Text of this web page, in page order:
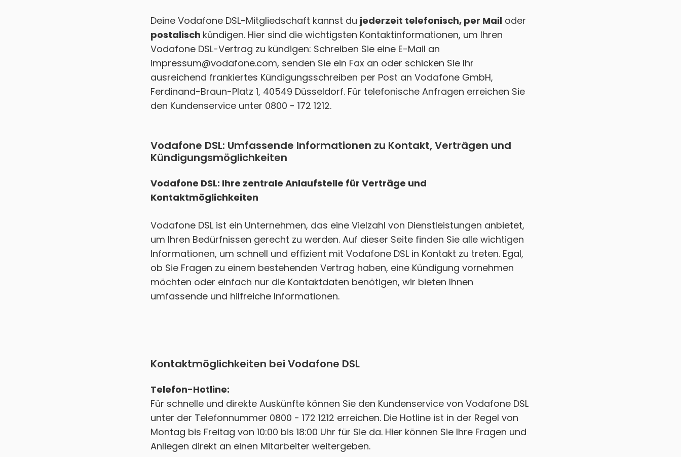
Deine Vodafone DSL-Mitgliedschaft kannst du jederzeit telefonisch, per Mail oder
postalisch kündigen. Hier sind die wichtigsten Kontaktinformationen, um Ihren
Vodafone DSL-Vertrag zu kündigen: Schreiben Sie eine E-Mail an
impressum@vodafone.com, senden Sie ein Fax an oder schicken Sie Ihr
ausreichend frankiertes Kündigungsschreiben per Post an Vodafone GmbH,
Ferdinand-Braun-Platz 1, 40549 Düsseldorf. Für telefonische Anfragen erreichen Sie
den Kundenservice unter 0800 - 172 1212.
Vodafone DSL: Umfassende Informationen zu Kontakt, Verträgen und
Kündigungsmöglichkeiten
Vodafone DSL: Ihre zentrale Anlaufstelle für Verträge und
Kontaktmöglichkeiten
Vodafone DSL ist ein Unternehmen, das eine Vielzahl von Dienstleistungen anbietet,
um Ihren Bedürfnissen gerecht zu werden. Auf dieser Seite finden Sie alle wichtigen
Informationen, um schnell und effizient mit Vodafone DSL in Kontakt zu treten. Egal,
ob Sie Fragen zu einem bestehenden Vertrag haben, eine Kündigung vornehmen
möchten oder einfach nur die Kontaktdaten benötigen, wir bieten Ihnen
umfassende und hilfreiche Informationen.
Kontaktmöglichkeiten bei Vodafone DSL
Telefon-Hotline:
Für schnelle und direkte Auskünfte können Sie den Kundenservice von Vodafone DSL
unter der Telefonnummer 0800 - 172 1212 erreichen. Die Hotline ist in der Regel von
Montag bis Freitag von 10:00 bis 18:00 Uhr für Sie da. Hier können Sie Ihre Fragen und
Anliegen direkt an einen Mitarbeiter weitergeben.